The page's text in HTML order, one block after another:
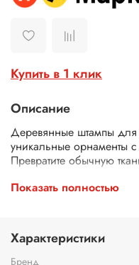
Купить в 1 клик
Описание
Деревянные штампы для
уникальные орнаменты с
Превратите обычную
деревянными
подходят для декора
Экологичные –
Четкий оттиск – резные
аккуратный и красивый
Показать полностью
Характеристики
Бренд